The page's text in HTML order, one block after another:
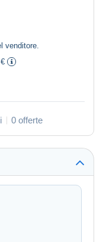
venditore.
0 offerte